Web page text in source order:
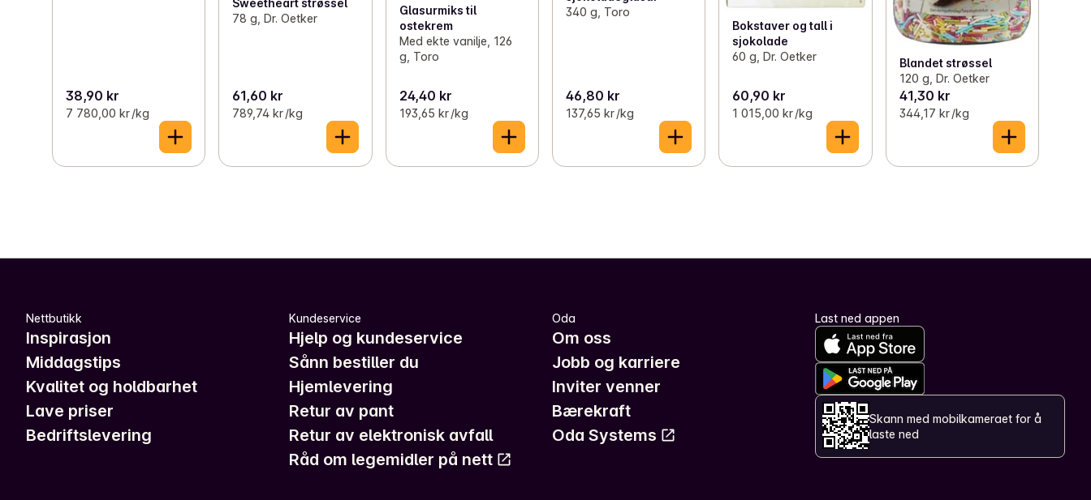
38,90 kr
7 780,00 kr /kg
Sweetheart strøssel
78 g, Dr. Oetker
61,60 kr
789,74 kr /kg
Glasurmiks til
ostekrem
Med ekte vanilje, 126
g, Toro
24,40 kr
193,65 kr /kg
340 g, Toro
46,80 kr
137,65 kr /kg
Bokstaver og tall i
sjokolade
60 g, Dr. Oetker
60,90 kr
1 015,00 kr /kg
Blandet strøssel
120 g, Dr. Oetker
41,30 kr
344,17 kr /kg
Nettbutikk
Inspirasjon
Middagstips
Kvalitet og holdbarhet
Lave priser
Bedriftslevering
Kundeservice
Hjelp og kundeservice
Sånn bestiller du
Hjemlevering
Retur av pant
Retur av elektronisk avfall
Råd om legemidler på nett
Oda
Om oss
Jobb og karriere
Inviter venner
Bærekraft
Oda Systems
Last ned appen
Skann med mobilkameraet for å
laste ned